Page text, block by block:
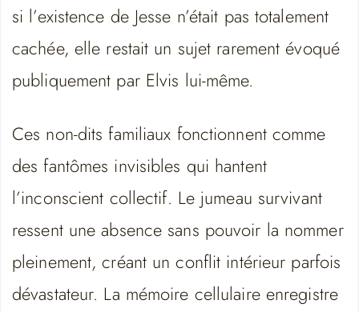
si l’existence de Jesse n’était pas totalement
cachée, elle restait un sujet rarement évoqué
publiquement par Elvis lui-même.
Ces non-dits familiaux fonctionnent comme
des fantômes invisibles qui hantent
l’inconscient collectif. Le jumeau survivant
ressent une absence sans pouvoir la nommer
pleinement, créant un conflit intérieur parfois
dévastateur. La mémoire cellulaire enregistre